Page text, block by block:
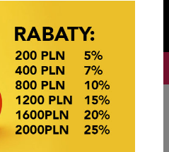
OKAZJE CENOWE!
XUPING KOLCZYKI